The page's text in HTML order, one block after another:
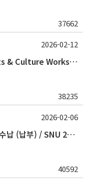
37662
(~2/19) 아시아대학연맹 AUA-CU Arts & Culture Workshop Camp 2026 참가자 선발 안내
38235
2026-02-12
(2/20~) 2026학년도 제1학기 등록금 수납 (납부) / SNU 26-1 Tuition fee payment notice
40592
2026-02-06